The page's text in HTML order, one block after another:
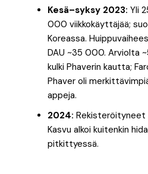
Kesä–syksy 2023: Yli
000 viikkokäyttäjää;
Koreassa.
DAU ~35 000. Arviolta
kulki Phaverin kautta;
Phaver oli
appeja.
2024:
Kasvu alkoi kuitenkin
pitkittyessä.